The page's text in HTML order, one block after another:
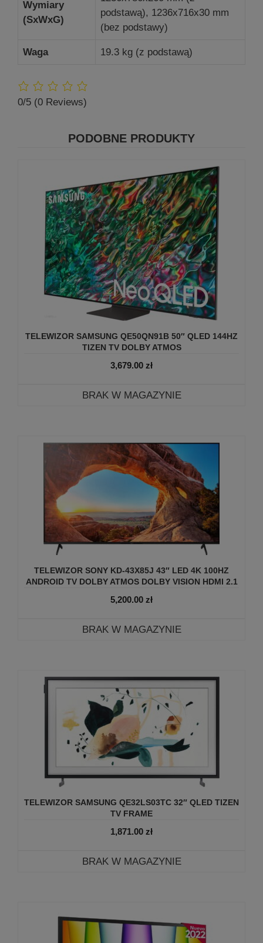
Wymiary
(SxWxG)
podstawą), 1236x716x30 mm
(bez podstawy)
Waga 19.3 kg (z podstawą)
0/5 (0 Reviews)
PODOBNE PRODUKTY
TELEWIZOR SAMSUNG QE50QN91B 50″ QLED 144HZ
TIZEN TV DOLBY ATMOS
3,679.00 zł
BRAK W MAGAZYNIE
TELEWIZOR SONY KD-43X85J 43″ LED 4K 100HZ
ANDROID TV DOLBY ATMOS DOLBY VISION HDMI 2.1
5,200.00 zł
BRAK W MAGAZYNIE
TELEWIZOR SAMSUNG QE32LS03TC 32″ QLED TIZEN
TV FRAME
1,871.00 zł
BRAK W MAGAZYNIE